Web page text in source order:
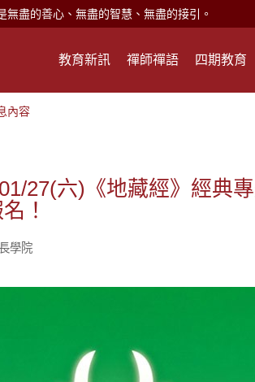
無盡的善心、無盡的智慧、無盡的接引。
性清楚顯現。
個念頭，心頭就開。
晴，雨復何在？
下來，才能沉澱，才能傾聽。
圓滿。
無盡的善心、無盡的智慧、無盡的接引。
清楚顯現。
個念頭，心頭就開。
晴，雨復何在？
教育新訊 禪師禪語 四期教育
內容
27(六)《地藏經》經典
！
學院